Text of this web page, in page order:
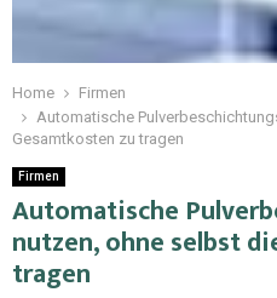
Home
Firmen
Automatische
Gesamtkosten zu tragen
Firmen
Automatische
nutzen, ohne selbst
tragen